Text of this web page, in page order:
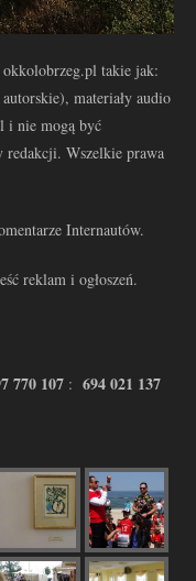
takie jak:
materiały audio
i nie mogą być
redakcji. Wszelkie prawa
Internautów.
reklam i ogłoszeń.
770 107 : 694 021 137